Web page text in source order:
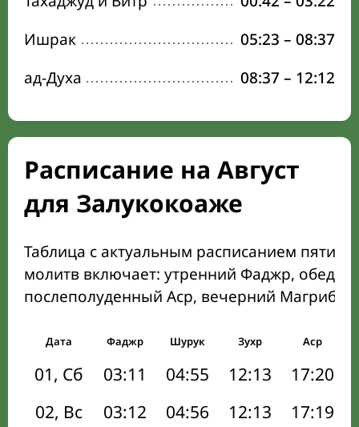
Ишрак
05:23 – 08:37
ад-Духа
08:37 – 12:12
Расписание на Август
для Залукокоаже
Таблица с актуальным расписанием пяти
молитв включает: утренний Фаджр,
послеполуденный Аср, вечерний Магриб
Дата Фаджр Шурук Зухр Аср
01, Сб 03:11 04:55 12:13 17:20
02, Вс
03:12 04:56 12:13 17:19